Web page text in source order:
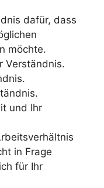
dafür, dass
möchte.
Verständnis.
und Ihr
in Frage
für Ihr